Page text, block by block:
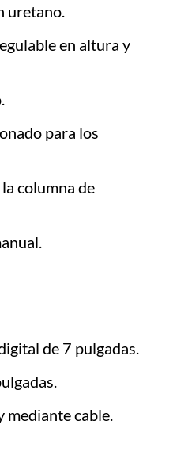
uretano.
en altura y
para los
columna de
de 7 pulgadas.
cable.